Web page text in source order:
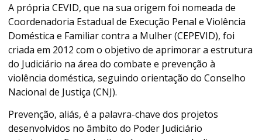
A própria CEVID, que na sua origem foi nomeada de
Coordenadoria Estadual de Execução Penal e Violência
Doméstica e Familiar contra a Mulher (CEPEVID), foi
criada em 2012 com o objetivo de aprimorar a estrutura
do Judiciário na área do combate e prevenção à
violência doméstica, seguindo orientação do Conselho
Nacional de Justiça (CNJ).
Prevenção, aliás, é a palavra-chave dos projetos
desenvolvidos no âmbito do Poder Judiciário